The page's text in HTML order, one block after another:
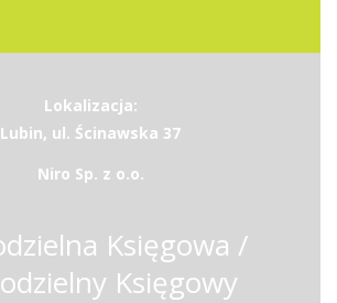
Lokalizacja:
Lubin, ul. Ścinawska 37
Niro Sp. z o.o.
Księgowa /
Księgowy